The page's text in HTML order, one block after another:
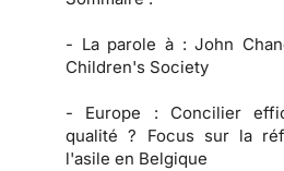
- La parole à : John
Children's Society
- Europe : Concilier
qualité ? Focus sur la
l'asile en Belgique